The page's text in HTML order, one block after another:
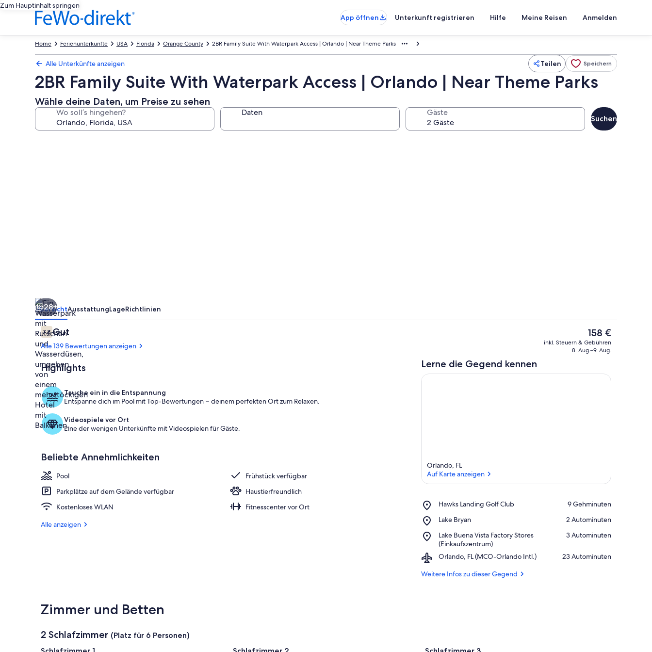
Zum Hauptinhalt springen
App öffnen
Unterkunft registrieren Hilfe Meine Reisen Anmelden
2BR Family Suite With Waterpark Access | Orlando | Near Theme Parks
Orange County
Florida
USA
Ferienunterkünfte
Home
Alle Unterkünfte anzeigen Teilen Speichern
2BR Family Suite With Waterpark Access | Orlando | Near Theme Parks
Wähle deine Daten, um Preise zu sehen
Wo soll’s hingehen? Daten Gäste
Suchen
Near
Theme
Parks
Casino
28+
ÜbersichtAusstattungLageRichtlinien
Bewertungen
7,87,8 von 10.
Gut
Alle 139 Bewertungen anzeigen
Highlights
Tauche ein in die Entspannung
Entspanne dich im Pool mit Top-Bewertungen − deinem perfekten Ort zum Relaxen.
Videospiele vor Ort
Eine der wenigen Unterkünfte mit Videospielen für Gäste.
Beliebte Annehmlichkeiten
Pool
Frühstück verfügbar
Parkplätze auf dem Gelände verfügbar
Haustierfreundlich
Kostenloses WLAN
Fitnesscenter vor Ort
Alle anzeigen
Der
aktuelle
Preis
158 €
inkl. Steuern & Gebühren
8. Aug.–9. Aug.
Lerne die Gegend kennen
Orlando, FL
Auf Karte anzeigen
Hawks Landing Golf Club
Place,
Landing
Club
‪9 Gehminuten‬
Lake Bryan
Place,
Bryan
‪2 Autominuten‬
Lake Buena Vista Factory Stores
(Einkaufszentrum)
Place,
Lake
Buena
Vista
Factory
Stores
‪3 Autominuten‬
Orlando, FL (MCO-Orlando Intl.)
Airport,
FL
‪23 Autominuten‬
Weitere Infos zu dieser Gegend
Zimmer und Betten
2 Schlafzimmer (Platz für 6 Personen)